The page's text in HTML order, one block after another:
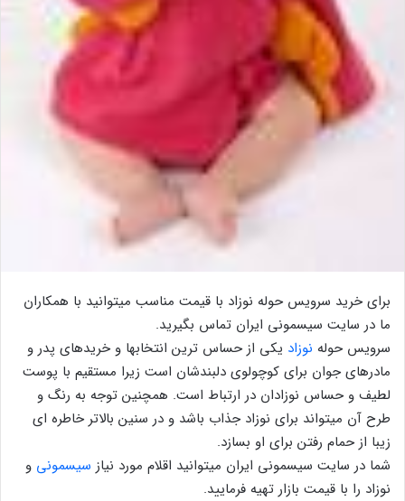
برای خرید سرویس حوله نوزاد با قیمت مناسب میتوانید با همکاران
ما در سایت سیسمونی ایران تماس بگیرید.
سرویس حوله نوزاد یکی از حساس ترین انتخابها و خریدهای پدر و
مادرهای جوان برای کوچولوی دلبندشان است زیرا مستقیم با پوست
لطیف و حساس نوزادان در ارتباط است. همچنین توجه به رنگ و
طرح آن میتواند برای نوزاد جذاب باشد و در سنین بالاتر خاطره ای
زیبا از حمام رفتن برای او بسازد.
شما در سایت سیسمونی ایران میتوانید اقلام مورد نیاز سیسمونی و
نوزاد را با قیمت بازار تهیه فرمایید.